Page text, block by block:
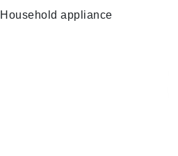
Household appliance